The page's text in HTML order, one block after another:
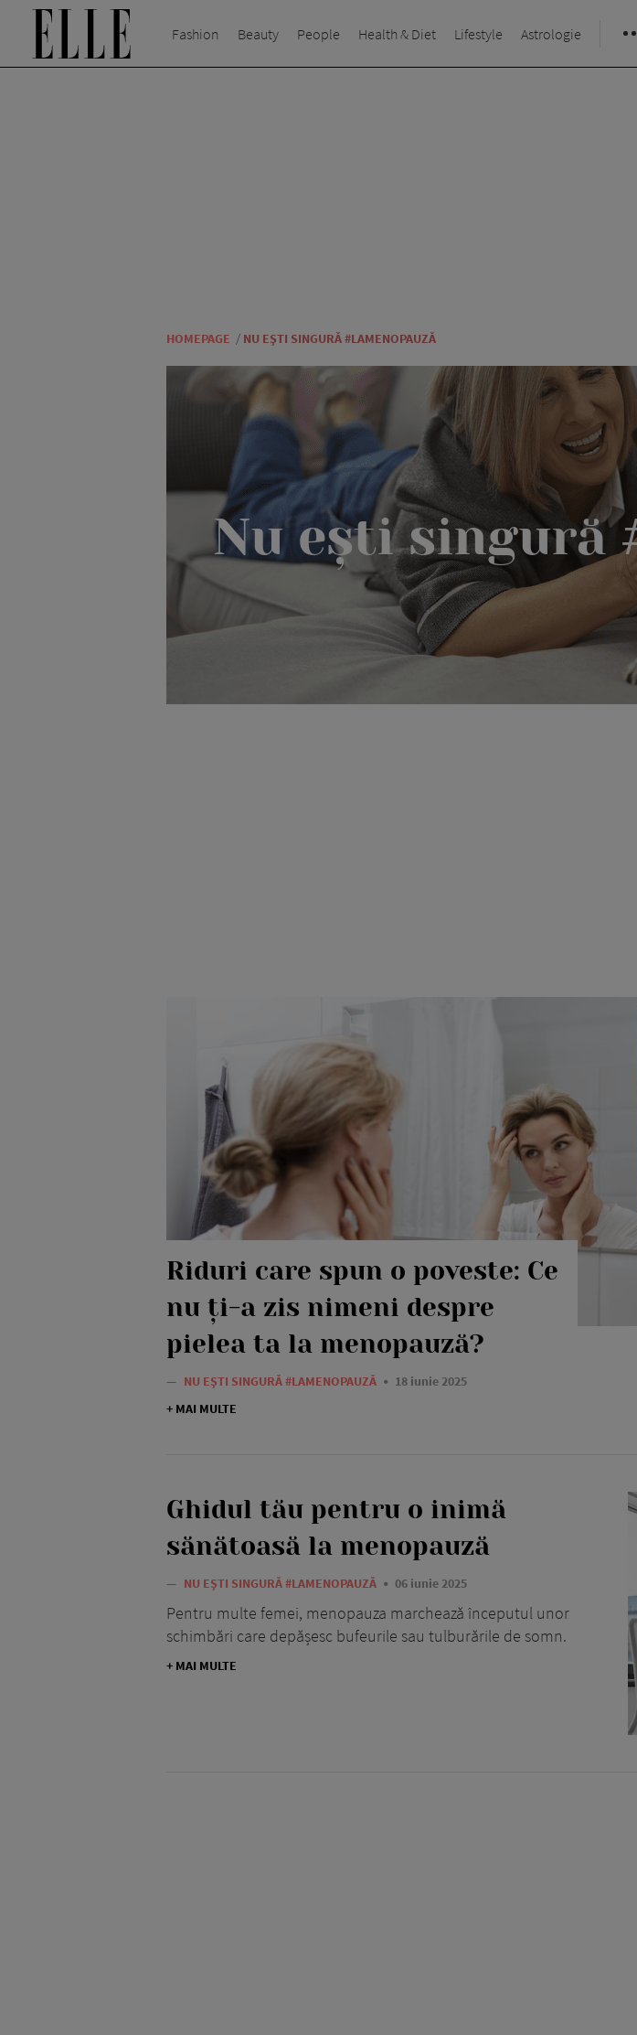
Fashion Beauty People Health & Diet Lifestyle Astrologie
HOMEPAGE / NU EȘTI SINGURĂ #LAMENOPAUZĂ
Nu ești singură
Riduri care spun o poveste: Ce
nu ți-a zis nimeni despre
pielea ta la menopauză?
— NU EȘTI SINGURĂ #LAMENOPAUZĂ
18 iunie 2025
+ MAI MULTE
Ghidul tău pentru o inimă
sănătoasă la menopauză
— NU EȘTI SINGURĂ #LAMENOPAUZĂ 06 iunie 2025
Pentru multe femei, menopauza marchează începutul unor
schimbări care depășesc bufeurile sau tulburările de somn.
+ MAI MULTE